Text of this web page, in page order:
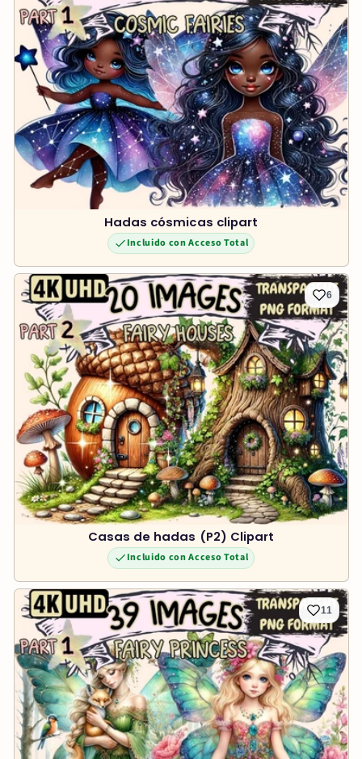
Hadas cósmicas clipart
Incluido con Acceso Total
6
Casas de hadas (P2) Clipart
Incluido con Acceso Total
11